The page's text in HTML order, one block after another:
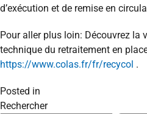
d’exécution et de remise en
Pour aller plus loin: Découvrez la
technique du retraitement en
https://www.colas.fr/fr/recycol .
Posted in
Rechercher